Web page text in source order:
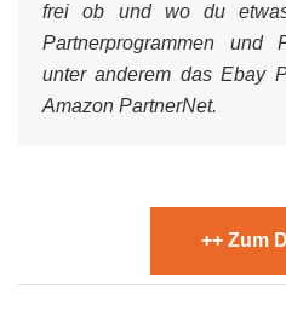
frei ob und wo du
Partnerprogrammen und
unter anderem das Ebay
Amazon PartnerNet.
++ Zum